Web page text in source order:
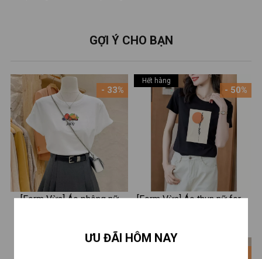
GỢI Ý CHO BẠN
- 33%
[Form Vừa] Áo phông nữ
thun cotton 4 chiều mát mẻ -
- 50%
Hết hàng
[Form Vừa] Áo thun nữ form
ƯU ĐÃI HÔM NAY